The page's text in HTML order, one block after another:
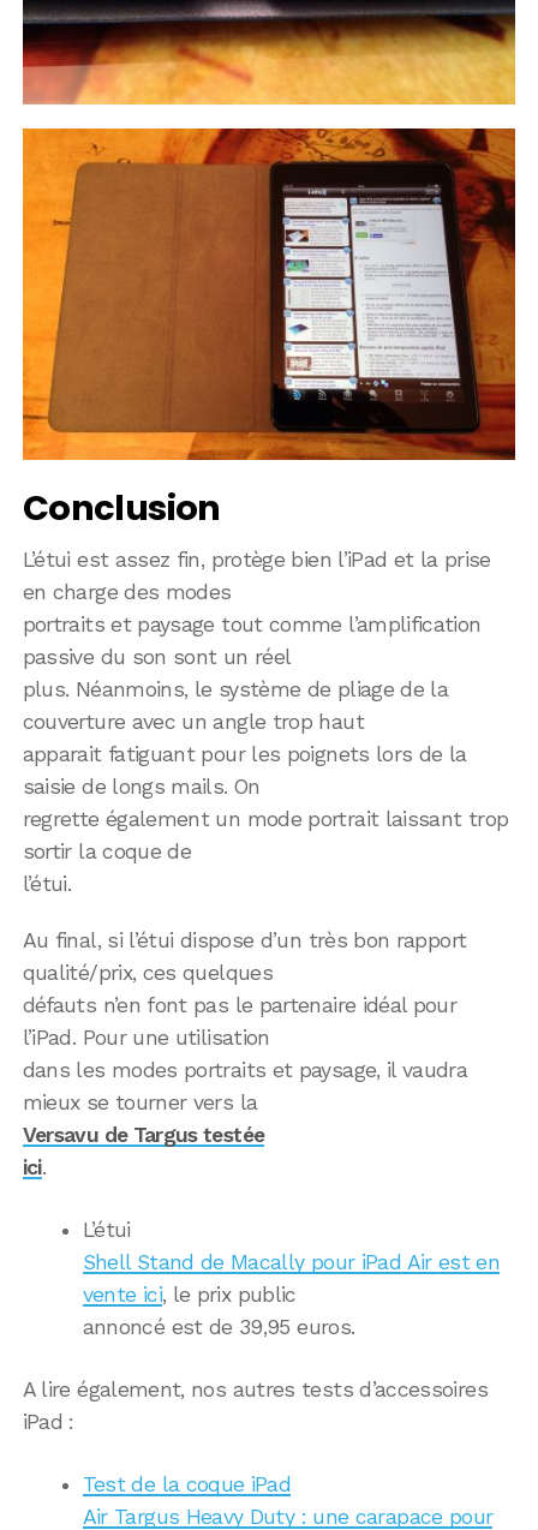
Conclusion
L’étui est assez fin, protège bien l’iPad et la prise
en charge des modes
portraits et paysage tout comme l’amplification
passive du son sont un réel
plus. Néanmoins, le système de pliage de la
couverture avec un angle trop haut
apparait fatiguant pour les poignets lors de la
saisie de longs mails. On
regrette également un mode portrait laissant trop
sortir la coque de
l’étui.
Au final, si l’étui dispose d’un très bon rapport
qualité/prix, ces quelques
défauts n’en font pas le partenaire idéal pour
l’iPad. Pour une utilisation
dans les modes portraits et paysage, il vaudra
mieux se tourner vers la
Versavu de Targus testée
ici.
L’étui
Shell Stand de Macally pour iPad Air est en
vente ici, le prix public
annoncé est de 39,95 euros.
A lire également, nos autres tests d’accessoires
iPad :
Test de la coque iPad
Air Targus Heavy Duty : une carapace pour